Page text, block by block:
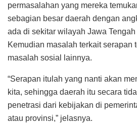
permasalahan yang mereka
sebagian besar daerah dengan
ada di sekitar wilayah Jawa
Kemudian masalah terkait serapan
masalah sosial lainnya.
“Serapan itulah yang nanti akan
kita, sehingga daerah itu secara
penetrasi dari kebijakan di
atau provinsi,” jelasnya.